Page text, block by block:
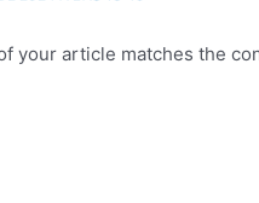
your article matches the